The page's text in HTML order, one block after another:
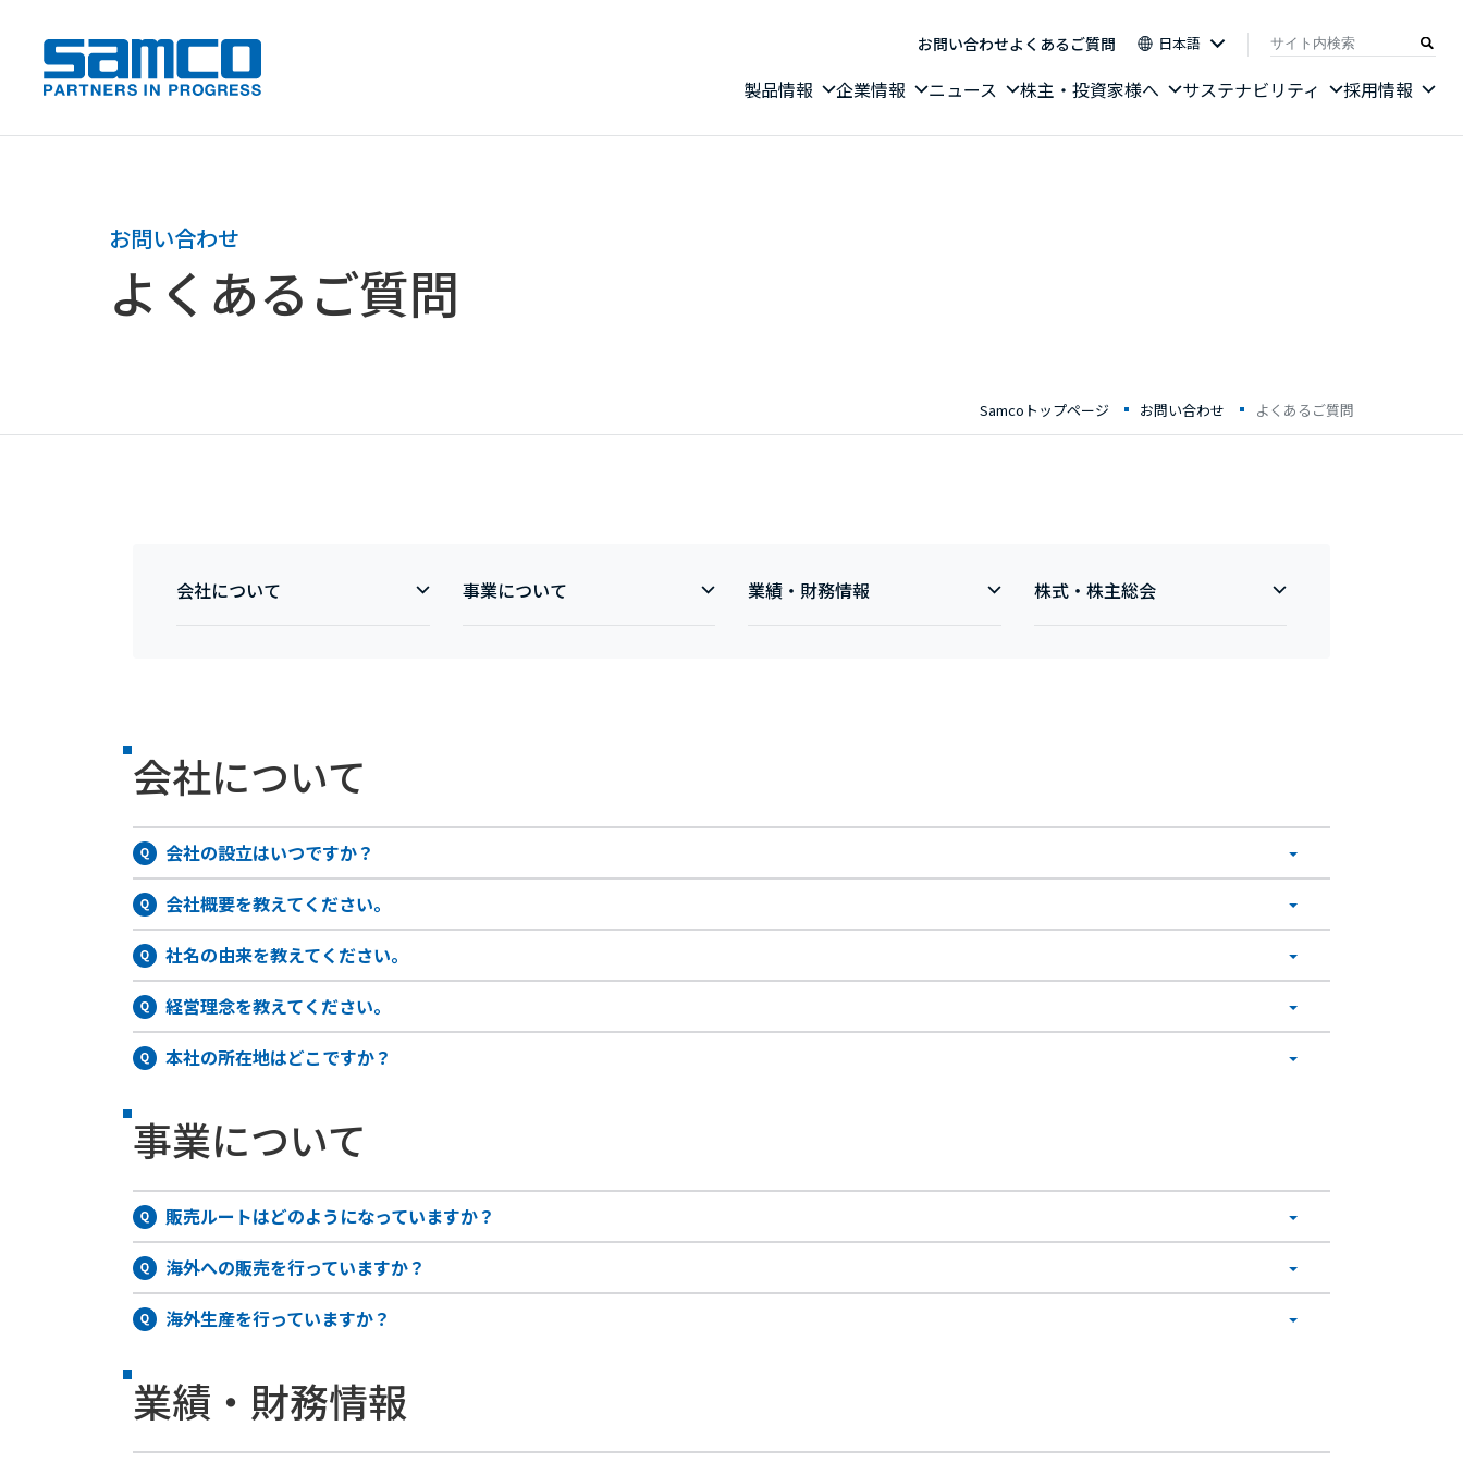
samco PARTNERS IN PROGRESS お問い合わせよくあるご質問 日本語
製品情報 企業情報 ニュース 株主・投資家様へ サステナビリティ 採用情報
お問い合わせ
よくあるご質問
Samcoトップページ お問い合わせ よくあるご質問
会社について 事業について 業績・財務情報 株式・株主総会
会社について
会社の設立はいつですか？
会社概要を教えてください。
社名の由来を教えてください。
経営理念を教えてください。
本社の所在地はどこですか？
事業について
販売ルートはどのようになっていますか？
海外への販売を行っていますか？
海外生産を行っていますか？
業績・財務情報